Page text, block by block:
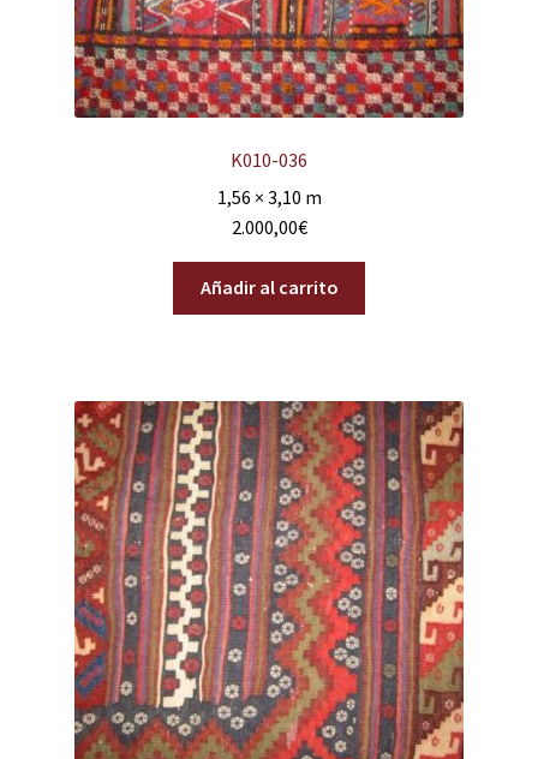
K010-036
1,56 × 3,10 m
2.000,00€
Añadir al carrito